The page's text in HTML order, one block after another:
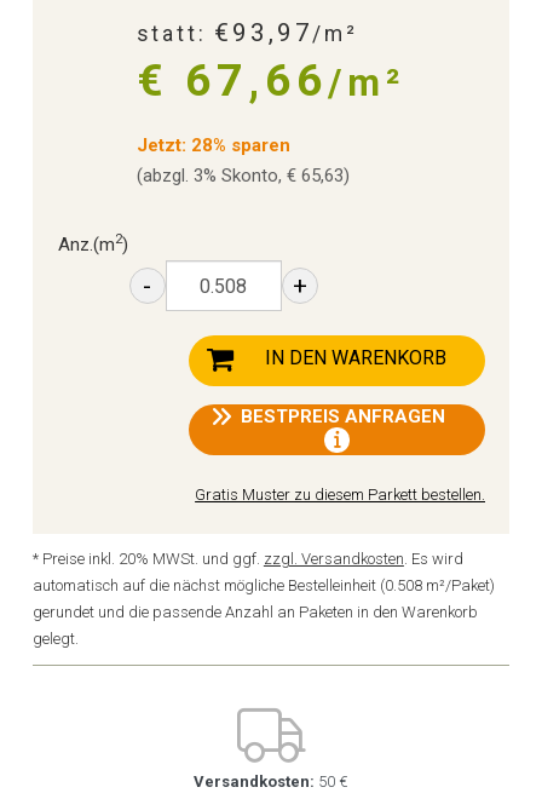
statt: €93,97/m²
€ 67,66/m²
Jetzt: 28% sparen
(abzgl. 3% Skonto, € 65,63)
Anz.(m2)
- +
IN DEN WARENKORB
BESTPREIS ANFRAGEN
Gratis Muster zu diesem Parkett bestellen.
* Preise inkl. 20% MWSt. und ggf. zzgl. Versandkosten . Es wird
automatisch auf die nächst mögliche Bestelleinheit (0.508 m²/Paket)
gerundet und die passende Anzahl an Paketen in den Warenkorb
gelegt.
Versandkosten: 50 €